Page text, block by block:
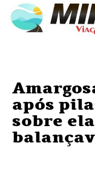
após
sobre